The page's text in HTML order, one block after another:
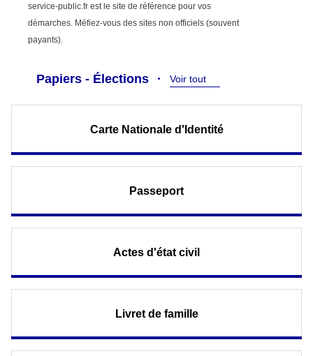
service-public.fr est le site de référence pour vos
démarches. Méfiez-vous des sites non officiels (souvent
payants).
Papiers - Élections Voir tout
Carte Nationale d'Identité
Passeport
Actes d'état civil
Livret de famille